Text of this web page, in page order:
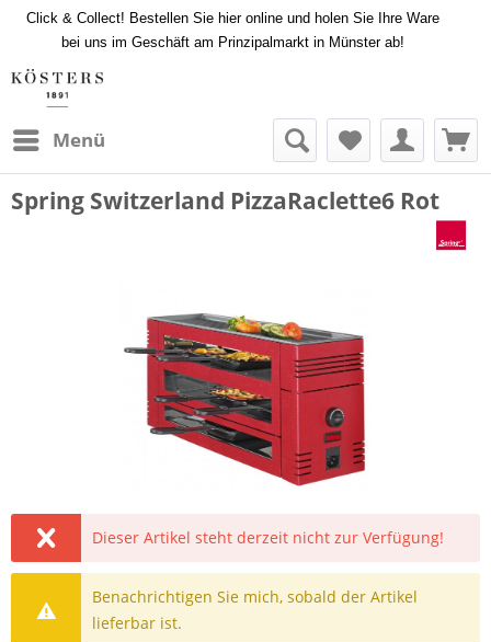
Click & Collect! Bestellen Sie hier online und holen Sie Ihre Ware
bei uns im Geschäft am Prinzipalmarkt in Münster ab!
Menü
Spring Switzerland PizzaRaclette6 Rot
Dieser Artikel steht derzeit nicht zur Verfügung!
Benachrichtigen Sie mich, sobald der Artikel
lieferbar ist.